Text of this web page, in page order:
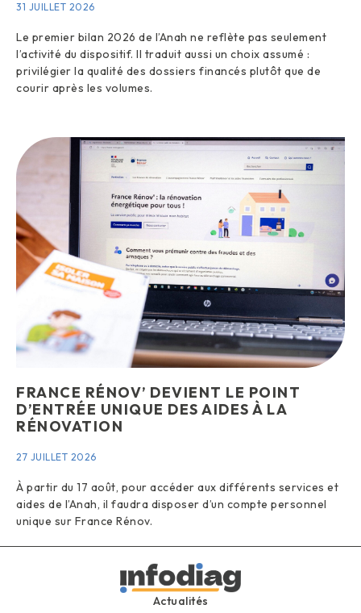
31 JUILLET 2026
Le premier bilan 2026 de l’Anah ne reflète pas seulement
l’activité du dispositif. Il traduit aussi un choix assumé :
privilégier la qualité des dossiers financés plutôt que de
courir après les volumes.
FRANCE RÉNOV’ DEVIENT LE POINT
D’ENTRÉE UNIQUE DES AIDES À LA
RÉNOVATION
27 JUILLET 2026
À partir du 17 août, pour accéder aux différents services et
aides de l’Anah, il faudra disposer d’un compte personnel
unique sur France Rénov.
Actualités